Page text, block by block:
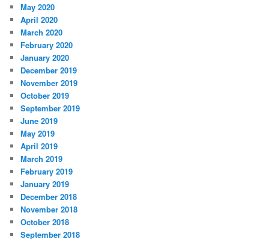
May 2020
April 2020
March 2020
February 2020
January 2020
December 2019
November 2019
October 2019
September 2019
June 2019
May 2019
April 2019
March 2019
February 2019
January 2019
December 2018
November 2018
October 2018
September 2018